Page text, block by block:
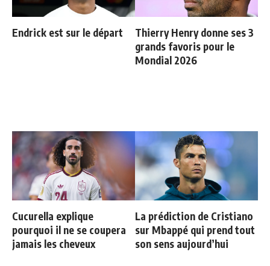
Endrick est sur le départ
Thierry Henry donne ses 3
grands favoris pour le
Mondial 2026
Cucurella explique
pourquoi il ne se coupera
jamais les cheveux
La prédiction de Cristiano
sur Mbappé qui prend tout
son sens aujourd’hui